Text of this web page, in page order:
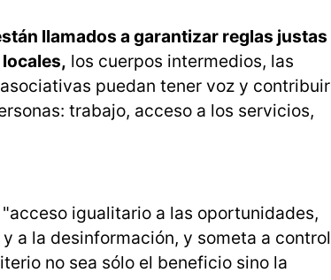
llamados a garantizar reglas justas
los cuerpos intermedios, las
puedan tener voz y contribuir
trabajo, acceso a los servicios,
igualitario a las oportunidades,
a la desinformación, y someta a control
no sea sólo el beneficio sino la